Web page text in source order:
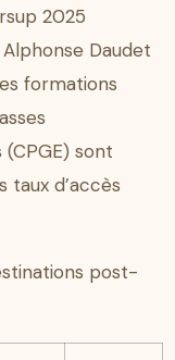
2025
Daudet
formations
sont
taux d’accès
post-